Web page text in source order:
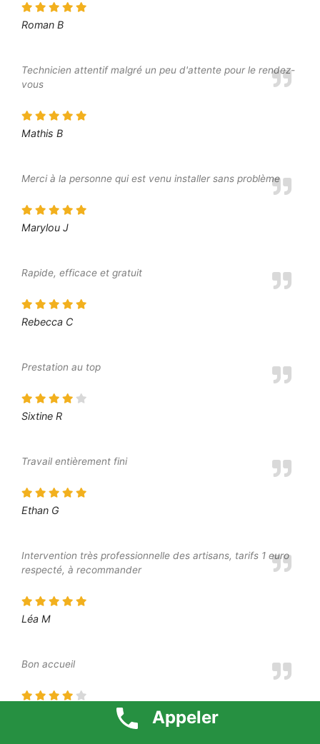
Roman B
Technicien attentif malgré un peu d'attente pour le rendez-
vous
Mathis B
Merci à la personne qui est venu installer sans problème
Marylou J
Rapide, efficace et gratuit
Rebecca C
Prestation au top
Sixtine R
Travail entièrement fini
Ethan G
Intervention très professionnelle des artisans, tarifs 1 euro
respecté, à recommander
Léa M
Bon accueil
Appeler